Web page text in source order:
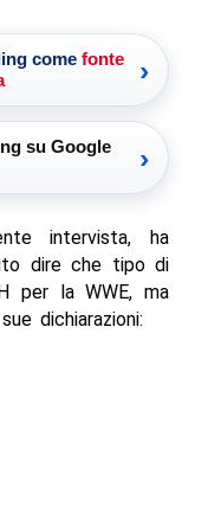
come fonte
›
su Google
›
intervista, ha
dire che tipo di
per la WWE, ma
dichiarazioni: